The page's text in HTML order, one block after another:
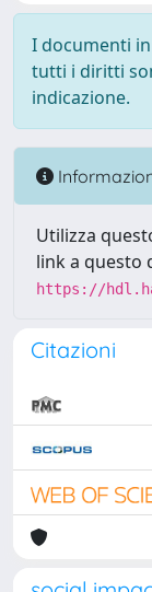
I documenti
tutti i diritti
indicazione.
Utilizza
link a questo
https://
Citazioni